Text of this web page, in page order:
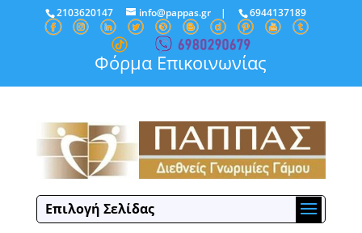
2103620147 info@pappas.gr| 6944137189
Φόρμα Επικοινωνίας
Επιλογή Σελίδας